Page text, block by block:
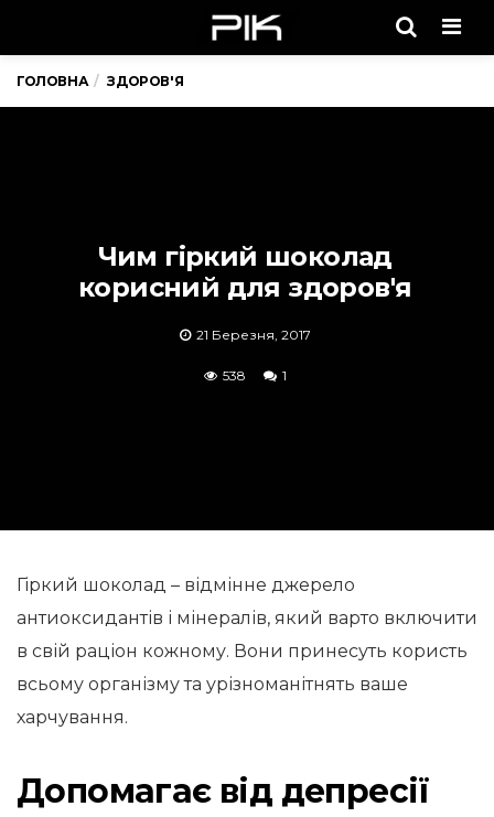
ГОЛОВНА ЗДОРОВ'Я
Чим гіркий шоколад
корисний для здоров'я
21 Березня, 2017
538 1
Гіркий шоколад – відмінне джерело
антиоксидантів і мінералів, який варто включити
в свій раціон кожному. Вони принесуть користь
всьому організму та урізноманітнять ваше
харчування.
Допомагає від депресії